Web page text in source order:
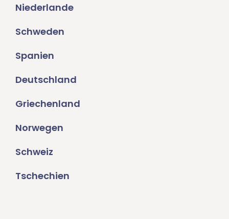
Niederlande
Schweden
Spanien
Deutschland
Griechenland
Norwegen
Schweiz
Tschechien